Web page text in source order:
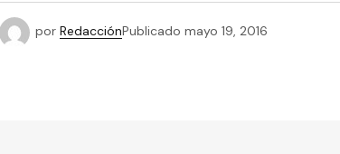
por RedacciónPublicado mayo 19, 2016